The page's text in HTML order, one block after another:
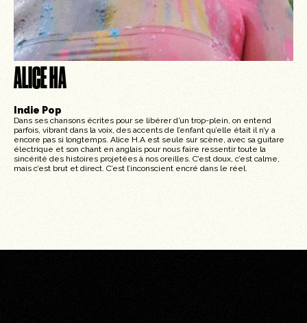
ALICE HA
Indie Pop
Dans ses chansons écrites pour se libérer d’un trop-plein, on entend
parfois, vibrant dans la voix, des accents de l’enfant qu’elle était il n’y a
encore pas si longtemps. Alice H.A est seule sur scène, avec sa guitare
électrique et son chant en anglais pour nous faire ressentir toute la
sincérité des histoires projetées à nos oreilles. C’est doux, c’est calme,
mais c’est brut et direct. C’est l’inconscient encré dans le réel.